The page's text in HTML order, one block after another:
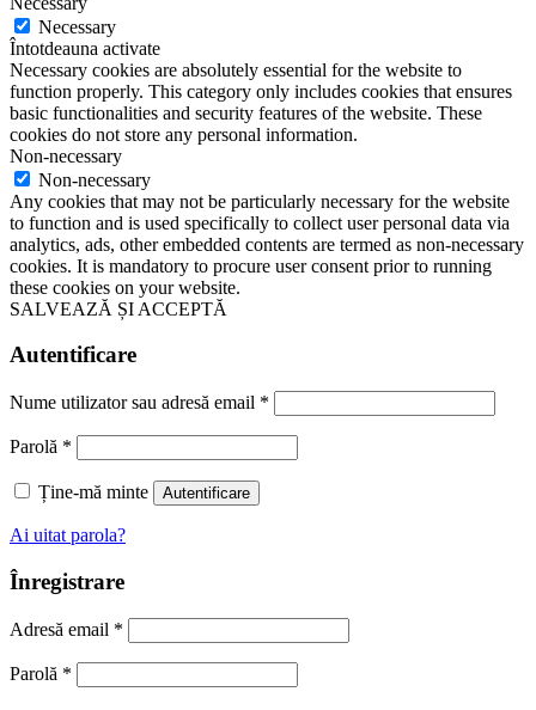
Necessary
Întotdeauna activate
Necessary cookies are absolutely essential for the website to
function properly. This category only includes cookies that ensures
basic functionalities and security features of the website. These
cookies do not store any personal information.
Non-necessary
Non-necessary
Any cookies that may not be particularly necessary for the website
to function and is used specifically to collect user personal data via
analytics, ads, other embedded contents are termed as non-necessary
cookies. It is mandatory to procure user consent prior to running
these cookies on your website.
SALVEAZĂ ȘI ACCEPTĂ
Autentificare
Nume utilizator sau adresă email *
Parolă *
Ține-mă minte Autentificare
Ai uitat parola?
Înregistrare
Adresă email *
Parolă *